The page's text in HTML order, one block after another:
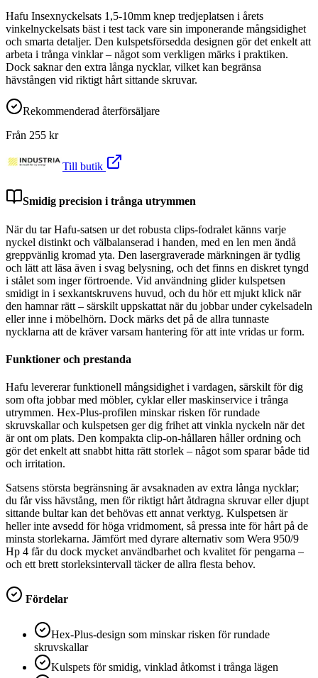
Hafu Insexnyckelsats 1,5-10mm knep tredjeplatsen i årets
vinkelnyckelsats bäst i test tack vare sin imponerande mångsidighet
och smarta detaljer. Den kulspetsförsedda designen gör det enkelt att
arbeta i trånga vinklar – något som verkligen märks i praktiken.
Dock saknar den extra långa nycklar, vilket kan begränsa
hävstången vid riktigt hårt sittande skruvar.
Rekommenderad återförsäljare
Från 255 kr
Till butik
Smidig precision i trånga utrymmen
När du tar Hafu-satsen ur det robusta clips-fodralet känns varje
nyckel distinkt och välbalanserad i handen, med en len men ändå
greppvänlig kromad yta. Den lasergraverade märkningen är tydlig
och lätt att läsa även i svag belysning, och det finns en diskret tyngd
i stålet som inger förtroende. Vid användning glider kulspetsen
smidigt in i sexkantskruvens huvud, och du hör ett mjukt klick när
den hamnar rätt – särskilt uppskattat när du jobbar under cykelsadeln
eller inne i möbelhörn. Dock märks det på de allra tunnaste
nycklarna att de kräver varsam hantering för att inte vridas ur form.
Funktioner och prestanda
Hafu levererar funktionell mångsidighet i vardagen, särskilt för dig
som ofta jobbar med möbler, cyklar eller maskinservice i trånga
utrymmen. Hex-Plus-profilen minskar risken för rundade
skruvskallar och kulspetsen ger dig frihet att vinkla nyckeln när det
är ont om plats. Den kompakta clip-on-hållaren håller ordning och
gör det enkelt att snabbt hitta rätt storlek – något som sparar både tid
och irritation.
Satsens största begränsning är avsaknaden av extra långa nycklar;
du får viss hävstång, men för riktigt hårt åtdragna skruvar eller djupt
sittande bultar kan det behövas ett annat verktyg. Kulspetsen är
heller inte avsedd för höga vridmoment, så pressa inte för hårt på de
minsta storlekarna. Jämfört med dyrare alternativ som Wera 950/9
Hp 4 får du dock mycket användbarhet och kvalitet för pengarna –
och ett brett storleksintervall täcker de allra flesta behov.
Fördelar
Hex‑Plus‑design som minskar risken för rundade
skruvskallar
Kulspets för smidig, vinklad åtkomst i trånga lägen